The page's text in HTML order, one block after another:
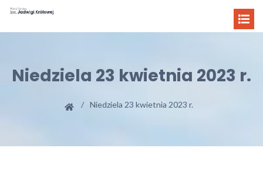
Niedziela 23 kwietnia 2023 r.
Niedziela 23 kwietnia 2023 r.